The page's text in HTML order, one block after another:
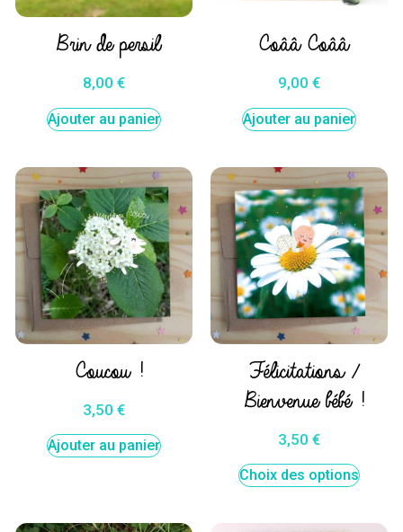
Brin de persil
8,00 €
Ajouter au panier
Coââ Coââ
9,00 €
Ajouter au panier
Coucou !
3,50 €
Ajouter au panier
Félicitations /
Bienvenue bébé !
3,50 €
Choix des options